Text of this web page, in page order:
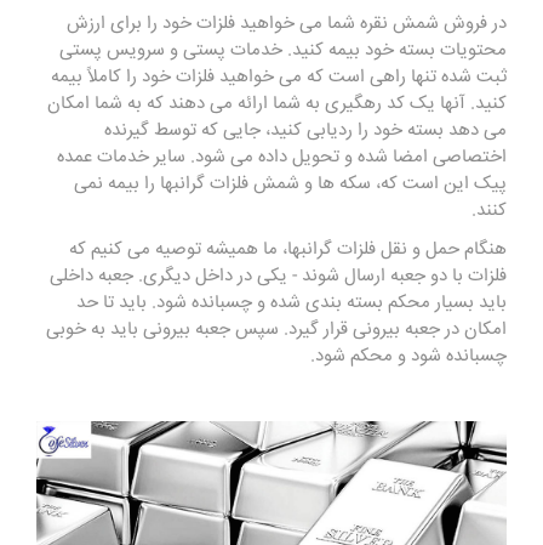
در فروش شمش نقره شما می خواهید فلزات خود را برای ارزش
محتویات بسته خود بیمه کنید. خدمات پستی و سرویس پستی
ثبت شده تنها راهی است که می خواهید فلزات خود را کاملاً بیمه
کنید. آنها یک کد رهگیری به شما ارائه می دهند که به شما امکان
می دهد بسته خود را ردیابی کنید، جایی که توسط گیرنده
اختصاصی امضا شده و تحویل داده می شود. سایر خدمات عمده
پیک این است که، سکه ها و شمش فلزات گرانبها را بیمه نمی
کنند.
هنگام حمل و نقل فلزات گرانبها، ما همیشه توصیه می کنیم که
فلزات با دو جعبه ارسال شوند - یکی در داخل دیگری. جعبه داخلی
باید بسیار محکم بسته بندی شده و چسبانده شود. باید تا حد
امکان در جعبه بیرونی قرار گیرد. سپس جعبه بیرونی باید به خوبی
چسبانده شود و محکم شود.